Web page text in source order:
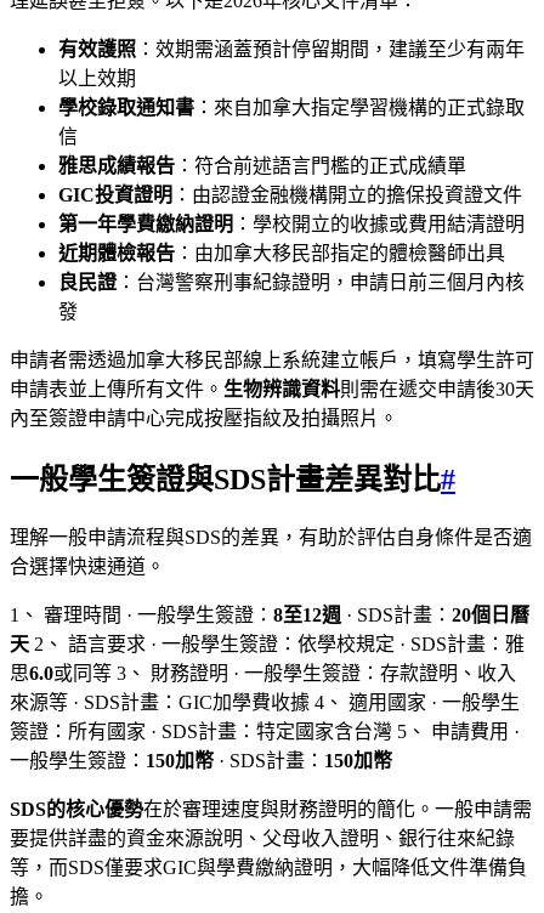
有效護照 ：效期需涵蓋預計停留期間，建議至少有兩年
以上效期
學校錄取通知書 ：來自加拿大指定學習機構的正式錄取
信
雅思成績報告 ：符合前述語言門檻的正式成績單
GIC投資證明 ：由認證金融機構開立的擔保投資證文件
第一年學費繳納證明 ：學校開立的收據或費用結清證明
近期體檢報告 ：由加拿大移民部指定的體檢醫師出具
良民證：台灣警察刑事紀錄證明，申請日前三個月內核
發
申請者需透過加拿大移民部線上系統建立帳戶，填寫學生許可
申請表並上傳所有文件。 生物辨識資料則需在遞交申請後30天
內至簽證申請中心完成按壓指紋及拍攝照片。
一般學生簽證與SDS計畫差異對比#
理解一般申請流程與SDS的差異，有助於評估自身條件是否適
合選擇快速通道。
1、 審理時間 · 一般學生簽證： 8至12週 · SDS計畫： 20個日曆
天 2、 語言要求 · 一般學生簽證：依學校規定 · SDS計畫：雅
思6.0或同等 3、 財務證明 · 一般學生簽證：存款證明、收入
來源等 · SDS計畫：GIC加學費收據 4、 適用國家 · 一般學生
簽證：所有國家 · SDS計畫：特定國家含台灣 5、 申請費用 ·
一般學生簽證： 150加幣 · SDS計畫： 150加幣
SDS的核心優勢在於審理速度與財務證明的簡化。一般申請需
要提供詳盡的資金來源說明、父母收入證明、銀行往來紀錄
等，而SDS僅要求GIC與學費繳納證明，大幅降低文件準備負
擔。